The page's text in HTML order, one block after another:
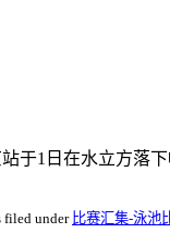
于1日在水立方落
filed under 比赛汇集-泳池